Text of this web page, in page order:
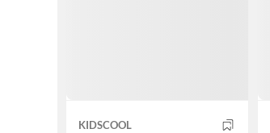
KIDSCOOL